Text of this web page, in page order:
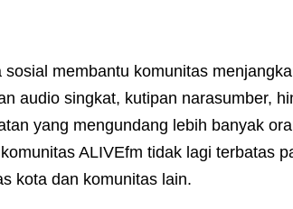
membantu komunitas
audio singkat, kutipan narasumber,
yang mengundang lebih banyak
ALIVEfm tidak lagi terbatas
kota dan komunitas lain.